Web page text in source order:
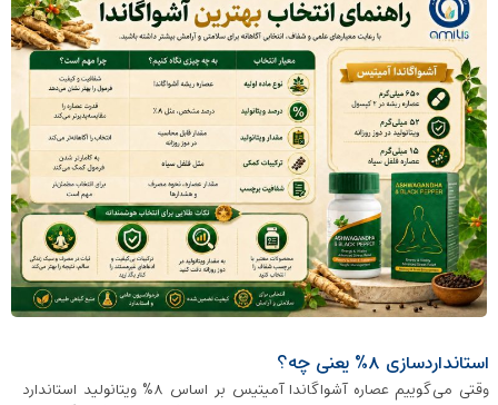
استانداردسازی ۸٪ یعنی چه؟
وقتی می‌گوییم عصاره آشواگاندا آمیتیس بر اساس ۸٪ ویتانولید استاندارد